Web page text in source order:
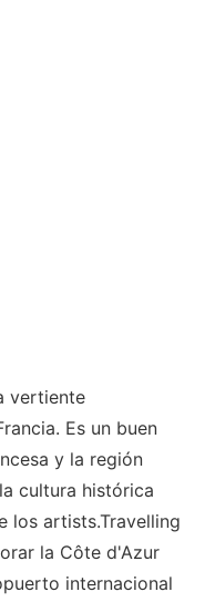
vertiente
Es un buen
y la región
cultura histórica
los artists.Travelling
la Côte d'Azur
internacional